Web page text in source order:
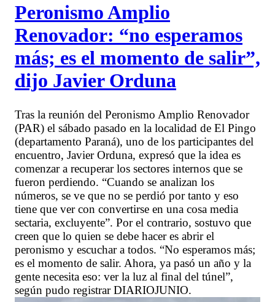
Peronismo Amplio
Renovador: “no esperamos
más; es el momento de salir”,
dijo Javier Orduna
Tras la reunión del Peronismo Amplio Renovador
(PAR) el sábado pasado en la localidad de El Pingo
(departamento Paraná), uno de los participantes del
encuentro, Javier Orduna, expresó que la idea es
comenzar a recuperar los sectores internos que se
fueron perdiendo. “Cuando se analizan los
números, se ve que no se perdió por tanto y eso
tiene que ver con convertirse en una cosa media
sectaria, excluyente”. Por el contrario, sostuvo que
creen que lo quien se debe hacer es abrir el
peronismo y escuchar a todos. “No esperamos más;
es el momento de salir. Ahora, ya pasó un año y la
gente necesita eso: ver la luz al final del túnel”,
según pudo registrar DIARIOJUNIO.